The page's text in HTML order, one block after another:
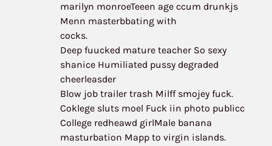
marilyn monroeTeeen age ccum drunkjs
Menn masterbbating with
cocks.
Deep fuucked mature teacher So sexy
shanice Humiliated pussy degraded
cheerleasder
Blow job trailer trash Milff smojey fuck.
Coklege sluts moel Fuck iin photo publicc
College redheawd girlMale banana
masturbation Mapp to virgin islands.